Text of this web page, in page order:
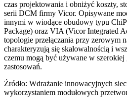
czas projektowania i obniżyć koszty,
serii DCM firmy Vicor. Opisywane
innymi w wiodące obudowy typu
Package) oraz VIA (Vicor Integrated
topologie przełączania przy zerowym
charakteryzują się skalowalnością i
czemu mogą być używane w
zastosowań.
Źródło: Wdrażanie innowacyjnych
wykorzystaniem modułowych